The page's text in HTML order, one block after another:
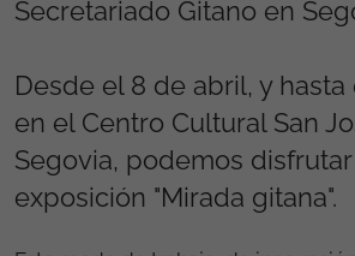
Secretariado Gitano en
Desde el 8 de abril, y hasta
en el Centro Cultural San
Segovia, podemos
exposición "Mirada gitana".